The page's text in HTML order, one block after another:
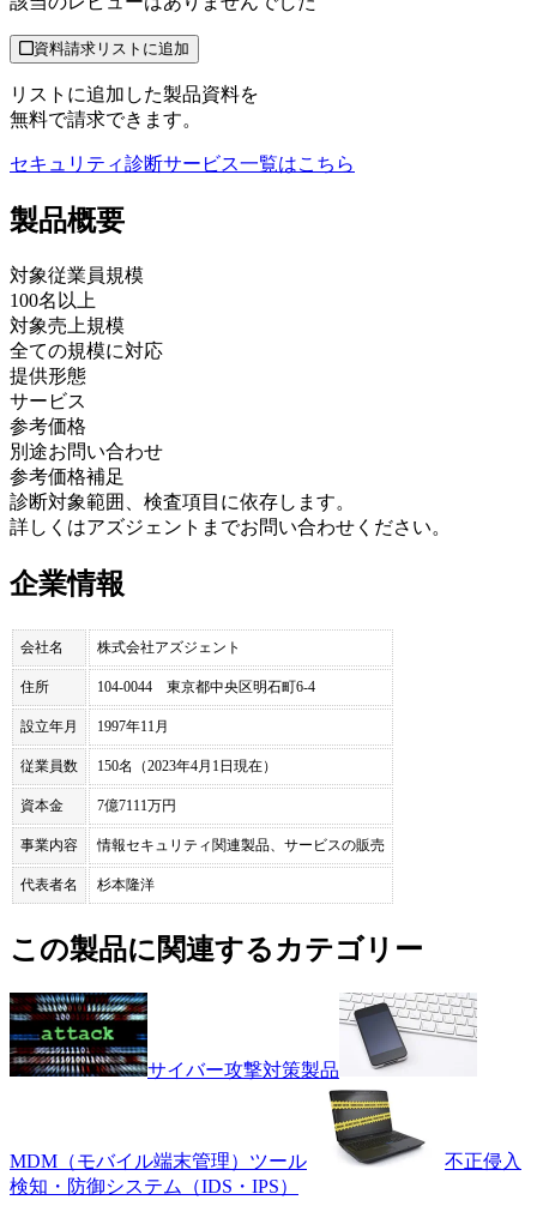
資料請求リストに追加
リストに追加した製品資料を
無料で請求できます。
セキュリティ診断サービス一覧はこちら
製品概要
対象従業員規模
100名以上
対象売上規模
全ての規模に対応
提供形態
サービス
参考価格
別途お問い合わせ
参考価格補足
診断対象範囲、検査項目に依存します。
詳しくはアズジェントまでお問い合わせください。
企業情報
会社名 株式会社アズジェント
住所 104-0044 東京都中央区明石町6-4
設立年月 1997年11月
従業員数 150名（2023年4月1日現在）
資本金 7億7111万円
事業内容 情報セキュリティ関連製品、サービスの販売
代表者名 杉本隆洋
この製品に関連するカテゴリー
サイバー攻撃対策製品
MDM（モバイル端末管理）ツール
不正侵入
検知・防御システム（IDS・IPS）